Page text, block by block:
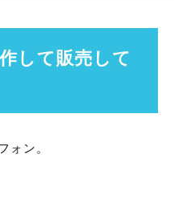
して販売して
ォン。